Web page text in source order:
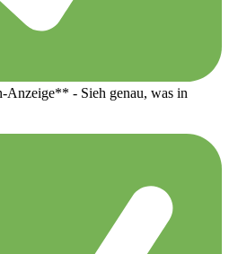
Anzeige** - Sieh genau, was in